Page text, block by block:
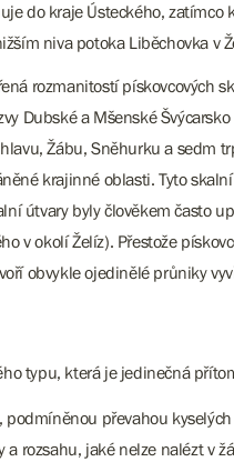
do kraje Ústeckého,
niva potoka Liběchovka v
rozmanitostí pískovcových
Dubské a Mšenské
Žábu, Sněhurku a
krajinné oblasti. Tyto
útvary byly člověkem často
v okolí Želíz). Přestože
obvykle ojedinělé průniky
typu, která je jedinečná
převahou
rozsahu, jaké nelze nalézt v